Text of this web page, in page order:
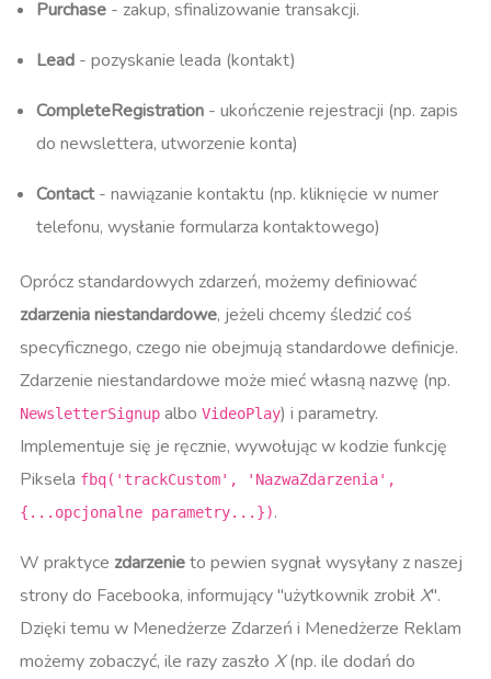
Purchase - zakup, sfinalizowanie transakcji.
Lead - pozyskanie leada (kontakt)
CompleteRegistration - ukończenie rejestracji (np. zapis
do newslettera, utworzenie konta)​
Contact- nawiązanie kontaktu (np. kliknięcie w numer
telefonu, wysłanie formularza kontaktowego)​
Oprócz standardowych zdarzeń, możemy definiować
zdarzenia niestandardowe, jeżeli chcemy śledzić coś
specyficznego, czego nie obejmują standardowe definicje.
Zdarzenie niestandardowe może mieć własną nazwę (np.
NewsletterSignup albo VideoPlay) i parametry.
Implementuje się je ręcznie, wywołując w kodzie funkcję
Piksela fbq('trackCustom', 'NazwaZdarzenia',
{...opcjonalne parametry...}).
W praktyce zdarzenieto pewien sygnał wysyłany z naszej
strony do Facebooka, informujący "użytkownik zrobił X".
Dzięki temu w Menedżerze Zdarzeń i Menedżerze Reklam
możemy zobaczyć, ile razy zaszło X(np. ile dodań do